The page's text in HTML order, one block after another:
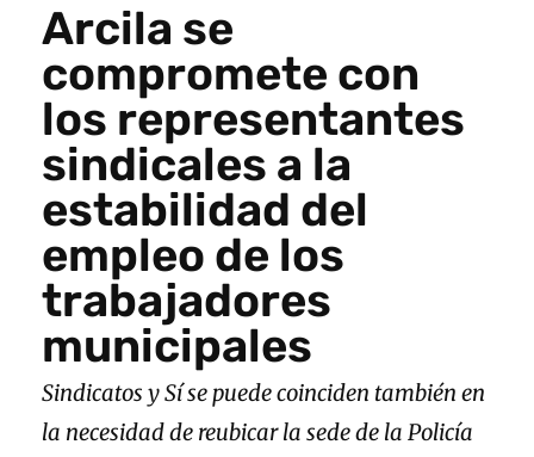
Arcila se
compromete con
los representantes
sindicales a la
estabilidad del
empleo de los
trabajadores
municipales
Sindicatos y Sí se puede coinciden también en
la necesidad de reubicar la sede de la Policía